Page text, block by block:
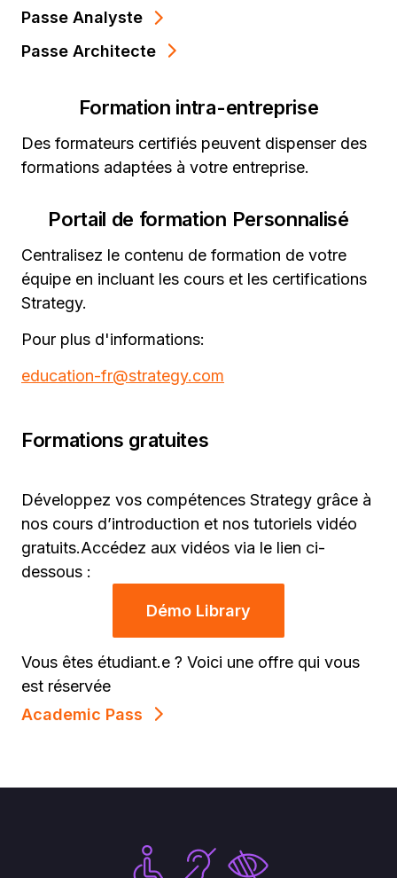
Passe Analyste
Passe Architecte
Formation intra-entreprise
Des formateurs certifiés peuvent dispenser des
formations adaptées à votre entreprise.
Portail de formation Personnalisé
Centralisez le contenu de formation de votre
équipe en incluant les cours et les certifications
Strategy.
Pour plus d'informations:
education-fr@strategy.com
Formations gratuites
Développez vos compétences Strategy grâce à
nos cours d’introduction et nos tutoriels vidéo
gratuits.Accédez aux vidéos via le lien ci-
dessous :
Démo Library
Vous êtes étudiant.e ? Voici une offre qui vous
est réservée
Academic Pass